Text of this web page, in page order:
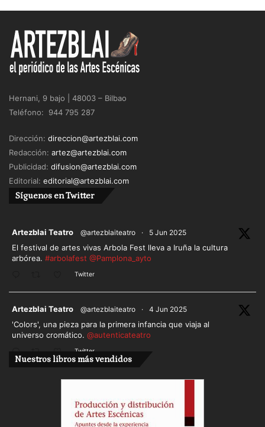
Hernani, 9 bajo | 48003 – Bilbao
Teléfono: 944 795 287
Dirección: direccion@artezblai.com
Redacción: artez@artezblai.com
Publicidad: difusion@artezblai.com
Editorial: editorial@artezblai.com
Síguenos en Twitter
Artezblai Teatro @artezblaiteatro · 5 Jun 2025
El festival de artes vivas Arbola Fest lleva a Iruña la cultura
arbórea. #arbolafest @Pamplona_ayto
Twitter
Artezblai Teatro @artezblaiteatro · 4 Jun 2025
'Colors', una pieza para la primera infancia que viaja al
universo cromático. @autenticateatro
Twitter
Cargar más
Nuestros libros más vendidos